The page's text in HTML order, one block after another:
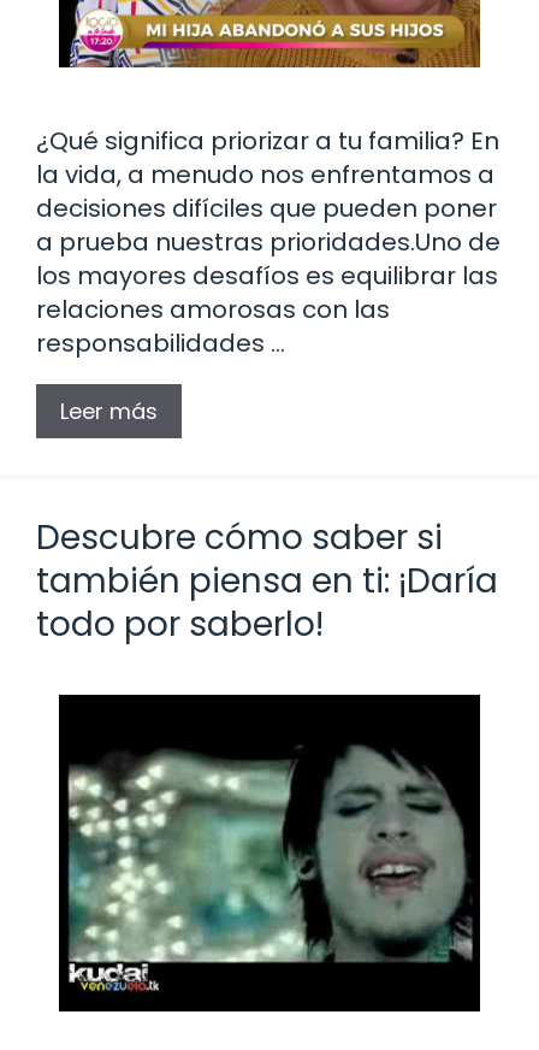
¿Qué significa priorizar a tu familia? En
la vida, a menudo nos enfrentamos a
decisiones difíciles que pueden poner
a prueba nuestras prioridades.Uno de
los mayores desafíos es equilibrar las
relaciones amorosas con las
responsabilidades …
Leer más
Descubre cómo saber si
también piensa en ti: ¡Daría
todo por saberlo!